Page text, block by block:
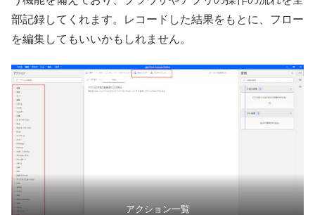
部記録してくれます。レコードした結果をもとに、フロー
を編集してもいいかもしれません。
アクション一覧